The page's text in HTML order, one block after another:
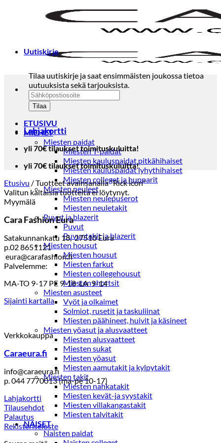
ETUSIVU
MIEHET
Miesten paidat
Miesten T-paidat
Miesten kauluspaidat pitkähihaiset
Miesten kauluspaidat lyhythihaiset
Miesten colleget ja hupparit
Miesten neuleet
Miesten neulepuserot
Miesten neuletakit
Puvut ja blazerit
Puvut
Puvuntakit ja blazerit
Miesten housut
Miesten housut
Miesten farkut
Miesten collegehousut
Miesten shortsit
Miesten asusteet
Vyöt ja olkaimet
Solmiot, rusetit ja taskuliinat
Miesten päähineet, huivit ja käsineet
Miesten yöasut ja alusvaatteet
Miesten alusvaatteet
Miesten sukat
Miesten yöasut
Miesten aamutakit ja kylpytakit
Miesten takit
Miesten nahkatakit
Miesten kevät-ja syystakit
Miesten villakangastakit
Miesten talvitakit
NAISET
Naisten paidat
Uutiskirje
Tilaa uutiskirje ja saat ensimmäisten joukossa tietoa
uutuuksista sekä tarjouksista.
Lahjakortti
yli 70€ tilaukset toimituskuluitta!
yli 70€ tilaukset toimituskuluitta!
Etusivu /Tuotteet avainsanalla “Rick icon”
Valitun kaltaisia tuotteita ei löytynyt.
Myymälä
Cara Fashion Eura
Satakunnankatu 18, 27510 Eura
p.02 8651121
eura@carafashion.fi
Palvelemme:
MA-TO 9-17 PE 9-18 LA 9-14
Sijainti kartalla
Verkkokauppa
Caraeura.fi
info@caraeura.fi
p. 044 7770013 (ma-pe 10-17)
Lahjakortti
Tilausehdot
Palautus
Rekisteriseloste